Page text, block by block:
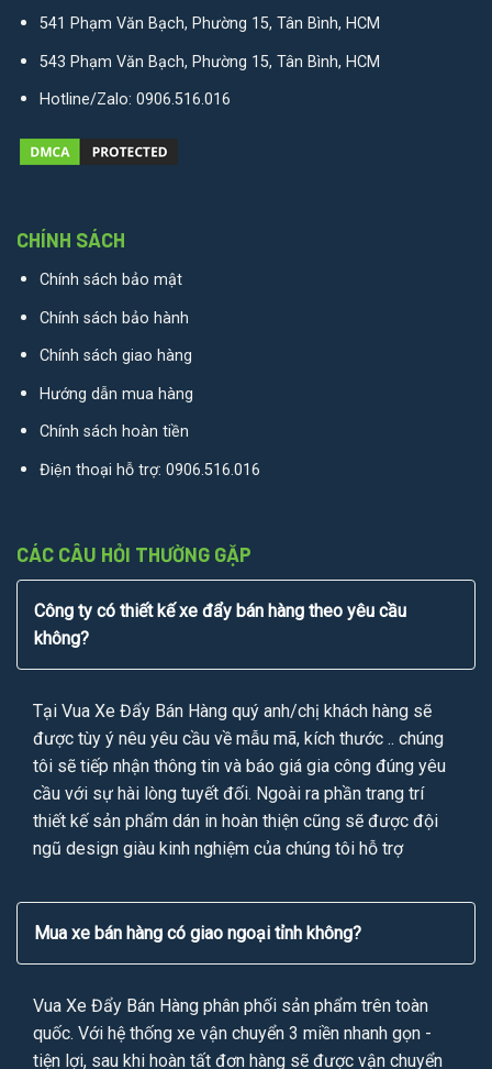
541 Phạm Văn Bạch, Phường 15, Tân Bình, HCM
543 Phạm Văn Bạch, Phường 15, Tân Bình, HCM
Hotline/Zalo: 0906.516.016
CHÍNH SÁCH
Chính sách bảo mật
Chính sách bảo hành
Chính sách giao hàng
Hướng dẫn mua hàng
Chính sách hoàn tiền
Điện thoại hỗ trợ: 0906.516.016
CÁC CÂU HỎI THƯỜNG GẶP
Công ty có thiết kế xe đẩy bán hàng theo yêu cầu
không?
Tại Vua Xe Đẩy Bán Hàng quý anh/chị khách hàng sẽ
được tùy ý nêu yêu cầu về mẫu mã, kích thước .. chúng
tôi sẽ tiếp nhận thông tin và báo giá gia công đúng yêu
cầu với sự hài lòng tuyết đối. Ngoài ra phần trang trí
thiết kế sản phẩm dán in hoàn thiện cũng sẽ được đội
ngũ design giàu kinh nghiệm của chúng tôi hỗ trợ
Mua xe bán hàng có giao ngoại tỉnh không?
Vua Xe Đẩy Bán Hàng phân phối sản phẩm trên toàn
quốc. Với hệ thống xe vận chuyển 3 miền nhanh gọn -
tiện lợi, sau khi hoàn tất đơn hàng sẽ được vận chuyển